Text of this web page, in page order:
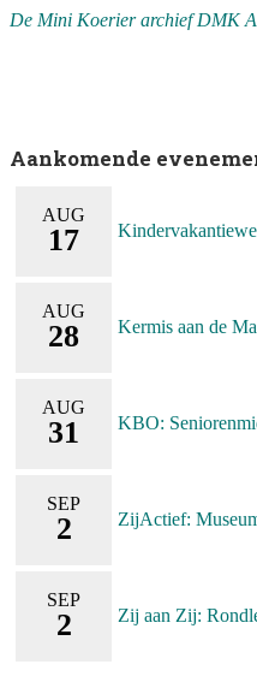
De Mini Koerier archief DMK
Aankomende
AUG
17
AUG
28 Kermis aan de
AUG
31 KBO:
SEP
2 ZijActief:
SEP
2 Zij aan Zij: